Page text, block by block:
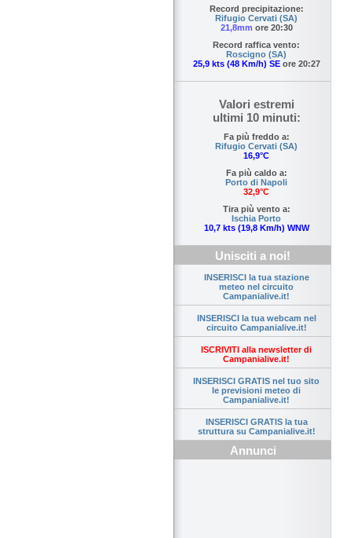
Record precipitazione:
Rifugio Cervati (SA)
21,8mm ore 20:30
Record raffica vento:
Roscigno (SA)
25,9 kts (48 Km/h) SEore 20:27
Valori estremi
ultimi 10 minuti:
Fa più freddo a:
Rifugio Cervati (SA)
16,9°C
Fa più caldo a:
Porto di Napoli
32,9°C
Tira più vento a:
Ischia Porto
10,7 kts (19,8 Km/h) WNW
Unisciti a noi!
INSERISCI la tua stazione
meteo nel circuito
Campanialive.it!
INSERISCI la tua webcam nel
circuito Campanialive.it!
ISCRIVITI alla newsletter di
Campanialive.it!
INSERISCI GRATIS nel tuo sito
le previsioni meteo di
Campanialive.it!
INSERISCI GRATIS la tua
struttura su Campanialive.it!
Annunci